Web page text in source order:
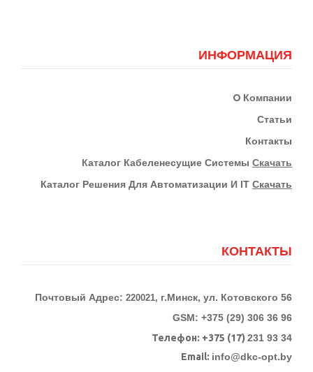
ИНФОРМАЦИЯ
О Компании
Статьи
Контакты
КАталог Кабеленесущие Системы Скачать
Каталог Решения Для Автоматизации И IT Скачать
КОНТАКТЫ
Почтовый Адрес: 220021, г.Минск, ул. Котовского 56
GSM: +375 (29) 306 36 96
Телефон: +375 (17) 231 93 34
Email: info@dkc-opt.by